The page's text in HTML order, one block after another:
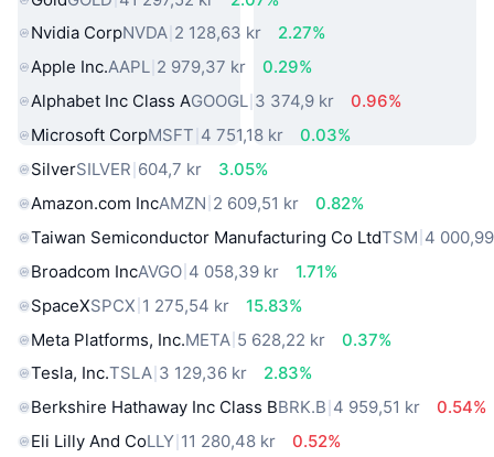
Nvidia CorpNVDA 2 128,63 kr
2.27%
Apple Inc.AAPL 2 979,37 kr
0.29%
Alphabet Inc Class AGOOGL 3 374,9 kr
0.96%
Microsoft CorpMSFT 4 751,18 kr
0.03%
SilverSILVER 604,7 kr
3.05%
Amazon.com IncAMZN 2 609,51 kr
0.82%
Taiwan Semiconductor Manufacturing Co LtdTSM 4
Broadcom IncAVGO 4 058,39 kr
1.71%
SpaceXSPCX 1 275,54 kr
15.83%
Meta Platforms, Inc.META 5 628,22 kr
0.37%
Tesla, Inc.TSLA 3 129,36 kr
2.83%
Berkshire Hathaway Inc Class BBRK.B 4 959,51 kr
0.54%
Eli Lilly And CoLLY 11 280,48 kr
0.52%